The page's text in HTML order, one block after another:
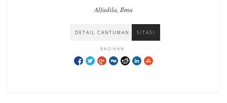
Alfadila, Ilma
DETAIL CANTUMAN SITASI
BAGIKAN: